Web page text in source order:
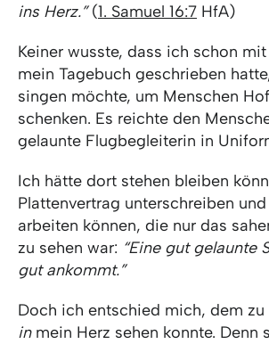
ins Herz.”(1. Samuel 16:7 HfA)
Keiner wusste, dass ich schon
mein Tagebuch geschrieben
singen möchte, um Menschen
schenken. Es reichte den
gelaunte Flugbegleiterin in
Ich hätte dort stehen bleiben
Plattenvertrag unterschreiben
arbeiten können, die nur das
zu sehen war: “Eine gut gelaunte
gut ankommt.”
Doch ich entschied mich, dem zu
inmein Herz sehen konnte. Denn